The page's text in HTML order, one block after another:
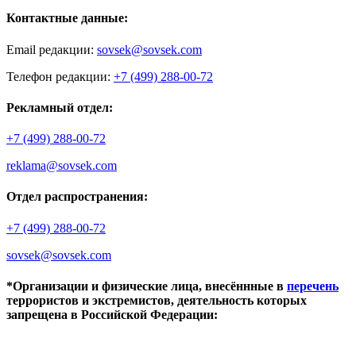
Контактные данные:
Email редакции: sovsek@sovsek.com
Телефон редакции: +7 (499) 288-00-72
Рекламный отдел:
+7 (499) 288-00-72
reklama@sovsek.com
Отдел распространения:
+7 (499) 288-00-72
sovsek@sovsek.com
*Организации и физические лица, внесённные в перечень
террористов и экстремистов, деятельность которых
запрещена в Российской Федерации: